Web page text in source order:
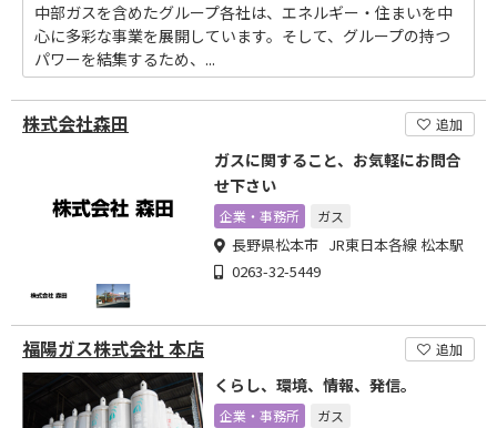
中部ガスを含めたグループ各社は、エネルギー・住まいを中
心に多彩な事業を展開しています。そして、グループの持つ
パワーを結集するため、...
株式会社森田 追加
ガスに関すること、お気軽にお問合
せ下さい
企業・事務所 ガス
長野県松本市 JR東日本各線 松本駅
0263-32-5449
福陽ガス株式会社 本店 追加
くらし、環境、情報、発信。
企業・事務所 ガス